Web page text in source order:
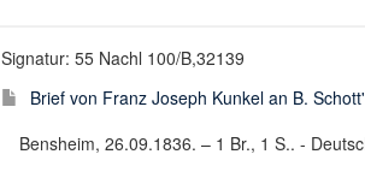
Signatur: 55 Nachl 100/B,32139
Brief von Franz Joseph Kunkel an B.
Bensheim, 26.09.1836. – 1 Br., 1 S.. -